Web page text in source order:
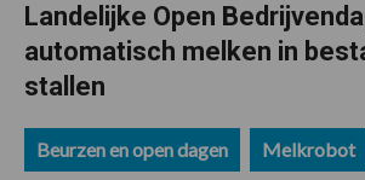
Landelijke Open
automatisch melken in
stallen
Beurzen en open dagen Melkrobot